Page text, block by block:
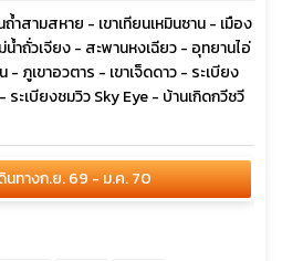
ำสามสหาย - เขาเทียนเหมินซาน - เมือง
ำถั่วเจียง - สะพานหงเฉียว - อุทยานไอ่
ภูเขาอวตาร - เขาเจ็ดดาว - ระเบียง
ระเบียงชมวิว Sky Eye - บ้านเกิดกวีชวี
นทางก.ย. 69 - ม.ค. 70